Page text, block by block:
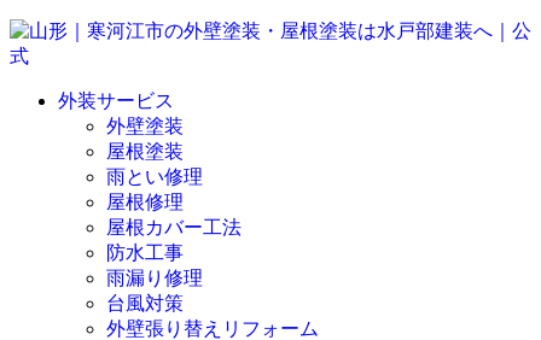
外装サービス
外壁塗装
屋根塗装
雨とい修理
屋根修理
屋根カバー工法
防水工事
雨漏り修理
台風対策
外壁張り替えリフォーム